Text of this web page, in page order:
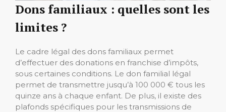
Dons familiaux : quelles sont les
limites ?
Le cadre légal des dons familiaux permet
d’effectuer des donations en franchise d’impôts,
sous certaines conditions. Le don familial légal
permet de transmettre jusqu’à 100 000 € tous les
quinze ans à chaque enfant. De plus, il existe des
plafonds spécifiques pour les transmissions de